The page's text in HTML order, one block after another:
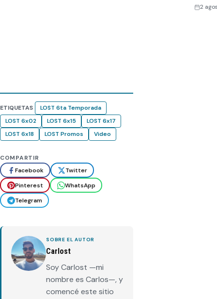
ETIQUETAS
LOST 6ta Temporada
LOST 6x02
LOST 6x15
LOST 6x17
LOST 6x18
LOST Promos Video
COMPARTIR
Facebook
Twitter
Pinterest
WhatsApp
Telegram
SOBRE EL AUTOR
Carlost
Soy Carlost —mi
nombre es Carlos—, y
comencé este sitio
2